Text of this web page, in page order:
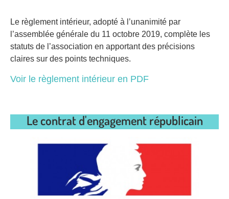
Le règlement intérieur, adopté à l’unanimité par
l’assemblée générale du 11 octobre 2019, complète les
statuts de l’association en apportant des précisions
claires sur des points techniques.
Voir le règlement intérieur en PDF
Le contrat d'engagement républicain